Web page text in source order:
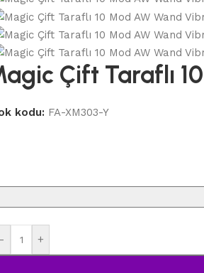
Çift Taraflı
kodu: FA-XM303-Y
- +